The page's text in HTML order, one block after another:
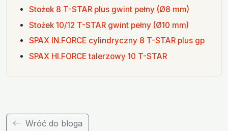
Stożek 8 T-STAR plus gwint pełny (Ø8 mm)
Stożek 10/12 T-STAR gwint pełny (Ø10 mm)
SPAX IN.FORCE cylindryczny 8 T-STAR plus gp
SPAX HI.FORCE talerzowy 10 T-STAR
Wróć do bloga